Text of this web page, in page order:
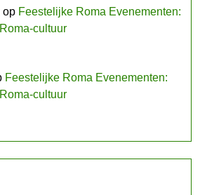
op Feestelijke Roma Evenementen:
cultuur
Feestelijke Roma Evenementen:
cultuur